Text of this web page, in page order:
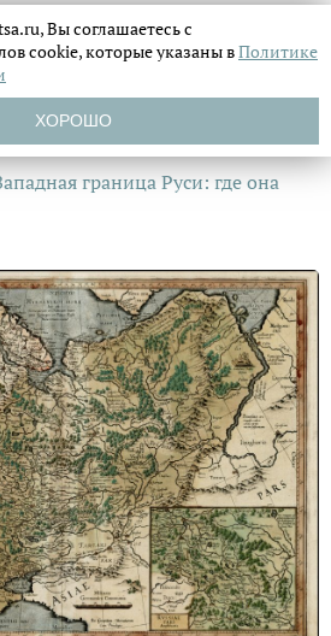
граница Руси: где она
Вы соглашаетесь с
cookie, которые указаны вПолитике
ХОРОШО